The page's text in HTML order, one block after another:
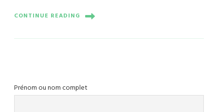
CONTINUE READING
Prénom ou nom complet